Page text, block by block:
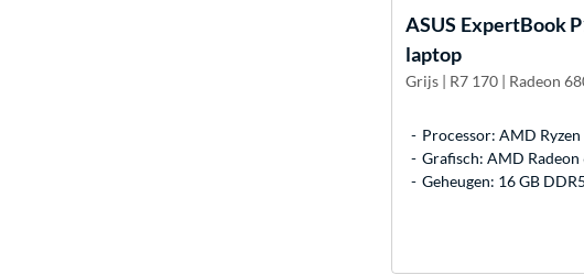
ASUS ExpertBook
laptop
Grijs | R7 170 | Radeon
Processor: AMD Ryzen
Grafisch: AMD Radeon
Geheugen: 16 GB